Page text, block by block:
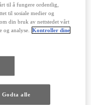
til å fungere ordentlig,
til sosiale medier og
din bruk av nettstedet vårt
og analyse.
Kontroller dine
Godta alle